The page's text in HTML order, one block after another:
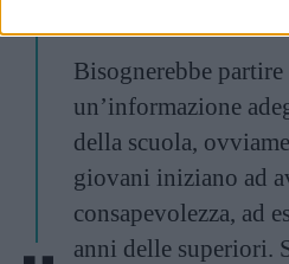
Bisognerebbe partire
un’informazione
della scuola,
giovani iniziano ad
consapevolezza, ad
anni delle superiori.